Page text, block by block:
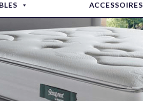
ACCESSOIRES